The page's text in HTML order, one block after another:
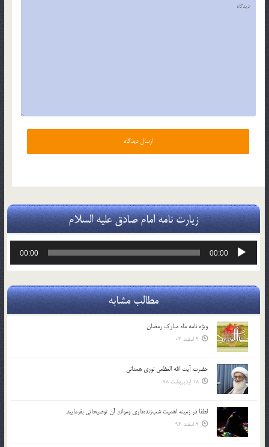
زیارت نامه امام صادق علیه السلام
پخش‌کننده
00:00
00:00
مطالب مشابه
ویژه نامه ماه مبارک رمضان
9 اسفند 03
حضرت آیت الله العظمی نوری همدانی
18 اردیبهشت 98
لطفا در زمينه اهميت شب‌زنده‌داري وموانع آن توضيحاتي بفرماييد.
2 اسفند 96